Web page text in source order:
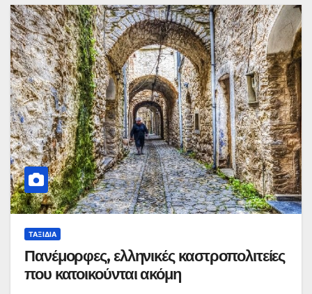
ΤΑΞΊΔΙΑ
Πανέμορφες, ελληνικές καστροπολιτείες
που κατοικούνται ακόμη